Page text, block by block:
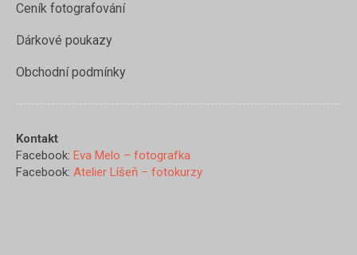
Ceník fotografování
Dárkové poukazy
Obchodní podmínky
Kontakt
Facebook: Eva Melo – fotografka
Facebook: Atelier Líšeň – fotokurzy